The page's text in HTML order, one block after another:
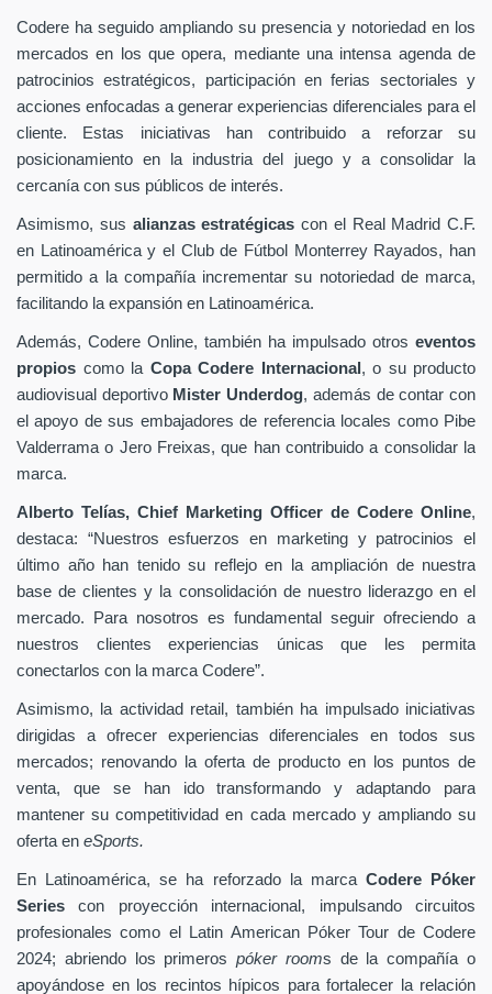
Codere ha seguido ampliando su presencia y notoriedad en los
mercados en los que opera, mediante una intensa agenda de
patrocinios estratégicos, participación en ferias sectoriales y
acciones enfocadas a generar experiencias diferenciales para el
cliente. Estas iniciativas han contribuido a reforzar su
posicionamiento en la industria del juego y a consolidar la
cercanía con sus públicos de interés.
Asimismo, sus alianzas estratégicas con el Real Madrid C.F.
en Latinoamérica y el Club de Fútbol Monterrey Rayados, han
permitido a la compañía incrementar su notoriedad de marca,
facilitando la expansión en Latinoamérica.
Además, Codere Online, también ha impulsado otros eventos
propios como la Copa Codere Internacional , o su producto
audiovisual deportivo Mister Underdog, además de contar con
el apoyo de sus embajadores de referencia locales como Pibe
Valderrama o Jero Freixas, que han contribuido a consolidar la
marca.
Alberto Telías, Chief Marketing Officer de Codere Online,
destaca: “Nuestros esfuerzos en marketing y patrocinios el
último año han tenido su reflejo en la ampliación de nuestra
base de clientes y la consolidación de nuestro liderazgo en el
mercado. Para nosotros es fundamental seguir ofreciendo a
nuestros clientes experiencias únicas que les permita
conectarlos con la marca Codere”.
Asimismo, la actividad retail, también ha impulsado iniciativas
dirigidas a ofrecer experiencias diferenciales en todos sus
mercados; renovando la oferta de producto en los puntos de
venta, que se han ido transformando y adaptando para
mantener su competitividad en cada mercado y ampliando su
oferta en eSports.
En Latinoamérica, se ha reforzado la marca Codere Póker
Series con proyección internacional, impulsando circuitos
profesionales como el Latin American Póker Tour de Codere
2024; abriendo los primerospóker rooms de la compañía o
apoyándose en los recintos hípicos para fortalecer la relación